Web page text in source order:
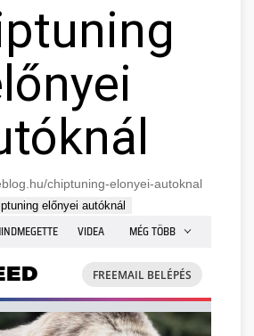
chiptuning-elonyei-autoknal
előnyei autóknál